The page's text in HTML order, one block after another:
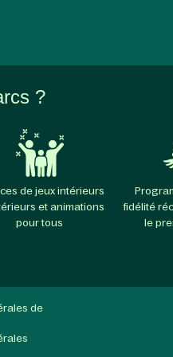
?
de jeux intérieurs
et animations
pour tous
fidélité
le
de